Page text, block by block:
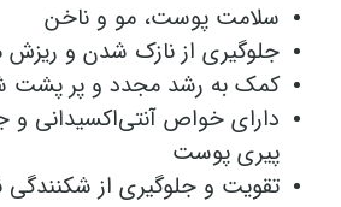
سلامت پوست، مو و ناخن
جلوگیری از نازک شدن و ریزش
کمک به رشد مجدد و پر پشت
دارای خواص آنتی‌اکسیدانی و
پیری پوست
تقویت و جلوگیری از شکنندگی